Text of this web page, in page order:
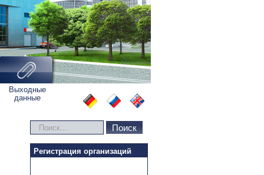
Выходные
данные
Искать... Поиск
Регистрация организаций